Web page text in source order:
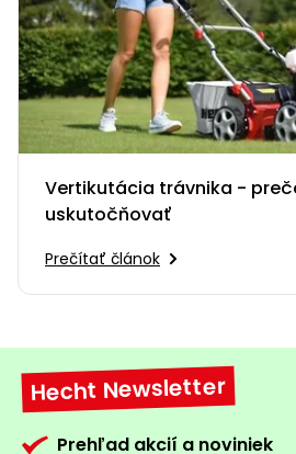
Vertikutácia trávnika -
uskutočňovať
Prečítať článok
Hecht Newsletter
Prehľad akcií a noviniek